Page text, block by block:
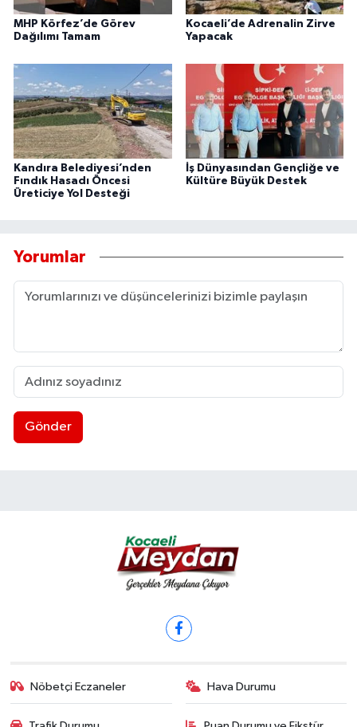
MHP Körfez’de Görev
Dağılımı Tamam
Kocaeli’de Adrenalin Zirve
Yapacak
Kandıra Belediyesi’nden
Fındık Hasadı Öncesi
Üreticiye Yol Desteği
İş Dünyasından Gençliğe ve
Kültüre Büyük Destek
Yorumlar
Gönder
Nöbetçi Eczaneler Hava Durumu